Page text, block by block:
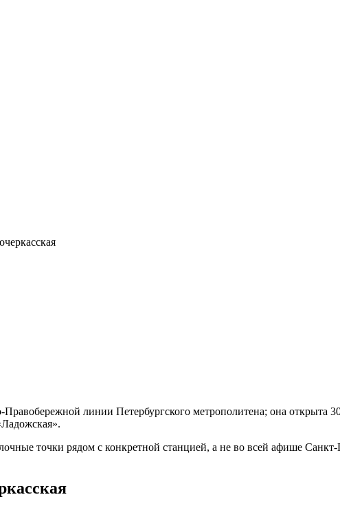
линии Петербургского метрополитена; она открыта
точки рядом с конкретной станцией, а не во всей афише